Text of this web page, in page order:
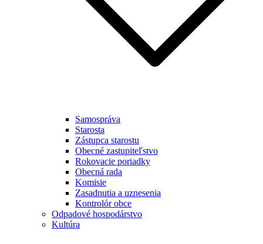
Samospráva
Starosta
Zástupca starostu
Obecné zastupiteľstvo
Rokovacie poriadky
Obecná rada
Komisie
Zasadnutia a uznesenia
Kontrolór obce
Odpadové hospodárstvo
Kultúra